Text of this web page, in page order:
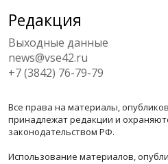
Редакция
Выходные данные
news@vse42.ru
+7 (3842) 76-79-79
Все права на материалы,
принадлежат редакции и
законодательством РФ.
Использование материалов,